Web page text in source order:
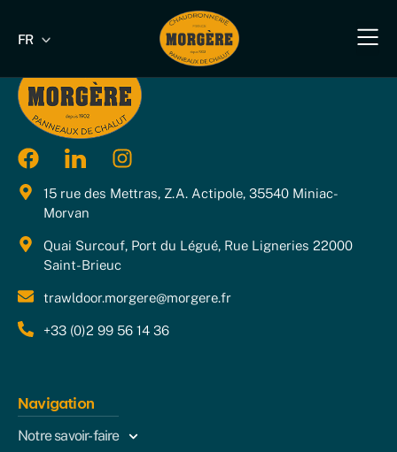
FR
EN
15 rue des Mettras, Z.A. Actipole, 35540 Miniac-
Morvan
Quai Surcouf, Port du Légué, Rue Ligneries 22000
Saint-Brieuc
trawldoor.morgere@morgere.fr
+33 (0)2 99 56 14 36
Navigation
Notre savoir-faire